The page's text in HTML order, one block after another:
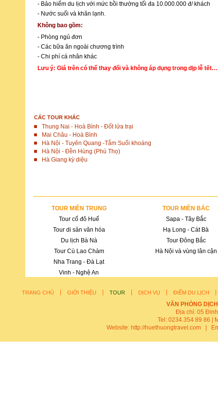
- Bảo hiểm du lịch với mức bồi thường tối đa 10.000.000 đ/ khách
- Nước suối và khăn lạnh.
Không bao gồm:
- Phòng ngủ đơn
- Các bữa ăn ngoài chương trình
- Chi phí cá nhân khác
Lưu ý: Giá trên có thể thay đổi và không áp dụng trong dịp lễ tết…
CÁC TOUR KHÁC
Thung Nai - Hoà Bình - Đốt lửa trại
Mai Châu - Hoà Bình
Hà Nội - Tuyên Quang -Tắm Suối khoáng
Hà Nội - Đền Hùng (Phú Thọ)
Hà Giang kỳ diệu
TOUR MIỀN TRUNG
Tour cố đô Huế
Tour di sản văn hóa
Du lịch Bà Nà
Tour Cù Lao Chàm
Nha Trang - Đà Lạt
Vinh - Nghệ An
TOUR MIỀN BẮC
Sapa - Tây Bắc
Hạ Long - Cát Bà
Tour Đông Bắc
Hà Nội và vùng lân cận
TRANG CHỦ GIỚI THIỆU TOUR DỊCH VỤ ĐIỂM DU LỊCH
VĂN PHÒNG
Địa chỉ: 05
Tel: 0234.354 89 86 |
Website: http://huethuongtravel.com |